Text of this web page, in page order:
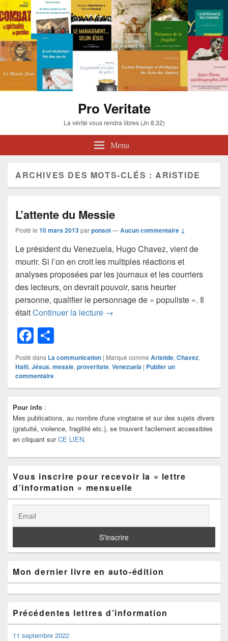
Pro Veritate
La vérité vous rendra libres (Jn 8,32)
Menu
ARCHIVES DES MOTS-CLÉS :ARISTIDE
L’attente du Messie
Posté le 10 mars 2013parponsot—Aucun commentaire ↓
Le président du Venezuela, Hugo Chavez, vient de
mourir. Si l’on en croit les multiples réactions et
analyses proposées par les journaux et les courriers
des lecteurs, on devrait pouvoir, sans heurter
personne, qualifier le personnage de « populiste ». Il
étaitContinuer la lecture L’attente du Messie
→
F
a
c
e
b
o
o
k
ar
ta
g
Posté dans La communication | Marqué comme Aristide, Chavez,
Haïti, Jésus, messie, proveritate, Venezuela | Publier un
commentaire
principale
de
widget
pour
barre
Pour info :
Mes publications, au nombre d'une vingtaine et sur des sujets divers
(gratuité, violence, fragilité etc.), se trouvent facilement accessibles
en cliquant surCE LIEN.
Vous inscrire pour recevoir la « lettre
d’information » mensuelle
Mon dernier livre en auto-édition
Précédentes lettres d’information
11 septembre 2022